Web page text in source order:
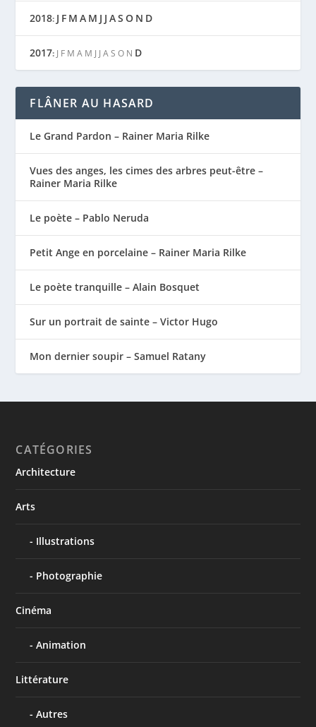
2018: J F M A M J J AS O N D
2017: J F M A M J J A S O N D
FLÂNER AU HASARD
Le Grand Pardon – Rainer Maria Rilke
Vues des anges, les cimes des arbres peut-être –
Rainer Maria Rilke
Le poète – Pablo Neruda
Petit Ange en porcelaine – Rainer Maria Rilke
Le poète tranquille – Alain Bosquet
Sur un portrait de sainte – Victor Hugo
Mon dernier soupir – Samuel Ratany
CATÉGORIES
Architecture
Arts
Illustrations
Photographie
Cinéma
Animation
Littérature
Autres